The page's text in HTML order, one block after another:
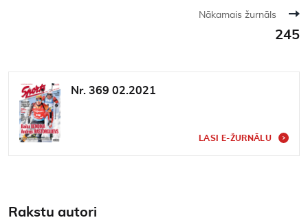
Nākamais žurnāls
245
Nr. 369 02.2021
LASI E-ŽURNĀLU
Rakstu autori